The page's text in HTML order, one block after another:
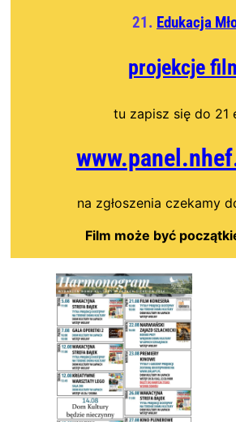
21. Edukacja
projekcje
tu zapisz się do 21
na zgłoszenia czekamy
Film może być